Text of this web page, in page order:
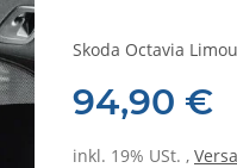
Skoda Octavia
94,90 €
inkl. 19% USt. ,